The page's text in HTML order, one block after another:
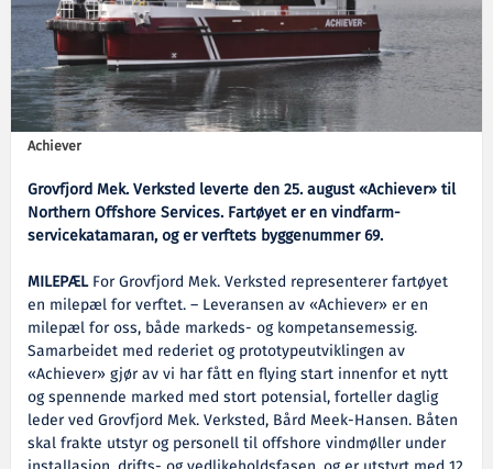
Achiever
Grovfjord Mek. Verksted leverte den 25. august «Achiever» til
Northern Offshore Services. Fartøyet er en vindfarm-
servicekatamaran, og er verftets byggenummer 69.
MILEPÆLFor Grovfjord Mek. Verksted representerer fartøyet
en milepæl for verftet. – Leveransen av «Achiever» er en
milepæl for oss, både markeds- og kompetansemessig.
Samarbeidet med rederiet og prototypeutviklingen av
«Achiever» gjør av vi har fått en flying start innenfor et nytt
og spennende marked med stort potensial, forteller daglig
leder ved Grovfjord Mek. Verksted, Bård Meek-Hansen. Båten
skal frakte utstyr og personell til offshore vindmøller under